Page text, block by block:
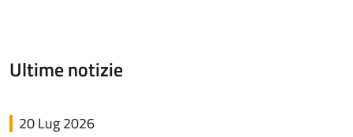
Ultime notizie
20 Lug 2026